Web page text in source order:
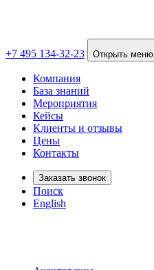
+7 495 134-32-23 Открыть меню
Компания
База знаний
Мероприятия
Кейсы
Клиенты и отзывы
Цены
Контакты
Заказать звонок
Поиск
English